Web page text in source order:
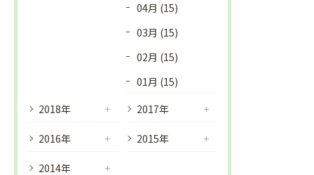
04月 (15)
03月 (15)
02月 (15)
01月 (15)
2018年
2017年
2016年 2015年
2014年